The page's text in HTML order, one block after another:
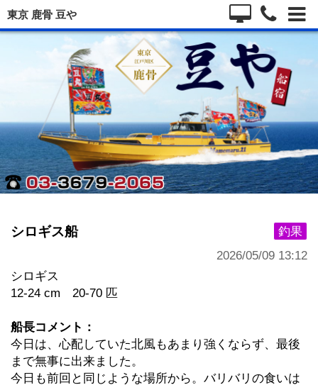
東京 鹿骨 豆や
釣果
シロギス船
2026/05/09 13:12
シロギス
12-24 cm 20-70 匹
船長コメント：
今日は、心配していた北風もあまり強くならず、最後
まで無事に出来ました。
今日も前回と同じような場所から。バリバリの食いは